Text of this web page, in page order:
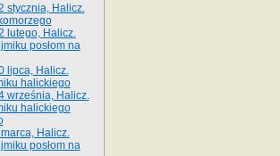
stycznia, Halicz.
lutego, Halicz.
posłom na
lipca, Halicz.
halickiego
września, Halicz.
halickiego
Halicz.
posłom na